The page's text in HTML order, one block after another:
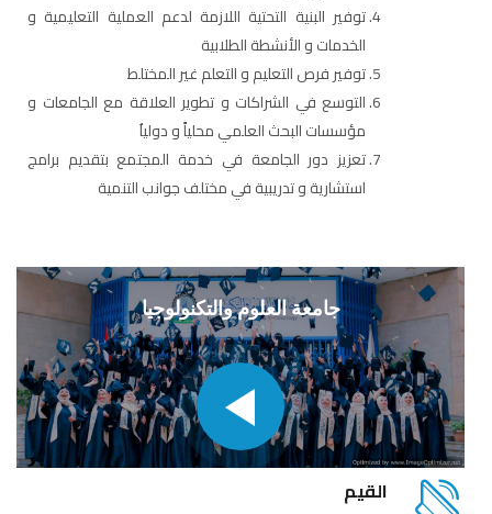
توفير البنية التحتية اللازمة لدعم العملية التعليمية و
الخدمات و الأنشطة الطلابية
توفير فرص التعليم و التعلم غير المختلط
التوسع في الشراكات و تطوير العلاقة مع الجامعات و
مؤسسات البحث العلمي محلياً و دولياُ
تعزيز دور الجامعة في خدمة المجتمع بتقديم برامج
استشارية و تدريبية في مختلف جوانب التنمية
جامعة العلوم والتكنولوجيا
القيم